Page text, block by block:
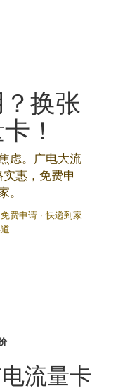
换张
！
虑。广电大流
惠，免费申
。
免费申请 · 快递到家
流量卡